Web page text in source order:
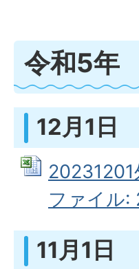
令和5年
12月1日
ファイル:
11月1日